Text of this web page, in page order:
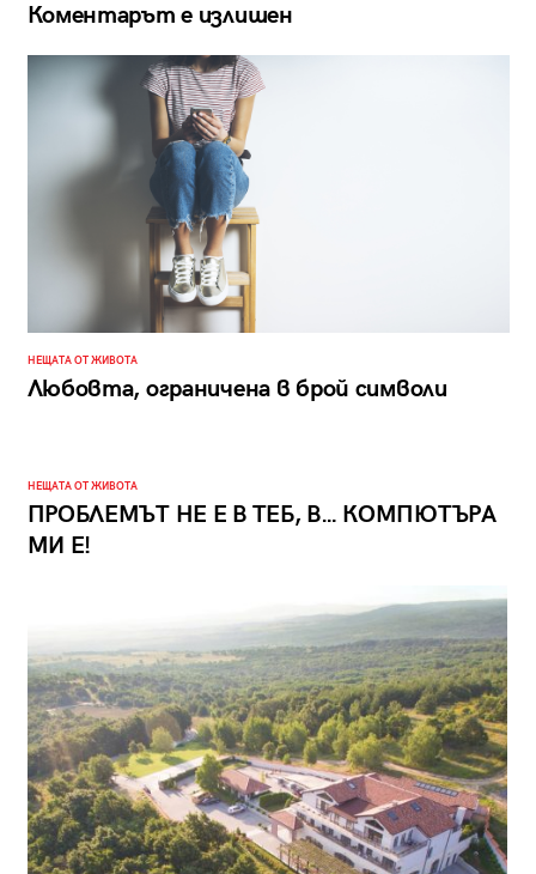
Коментарът е излишен
НЕЩАТА ОТ ЖИВОТА
Любовта, ограничена в брой символи
НЕЩАТА ОТ ЖИВОТА
ПРОБЛЕМЪТ НЕ Е В ТЕБ, В… КОМПЮТЪРА
МИ Е!